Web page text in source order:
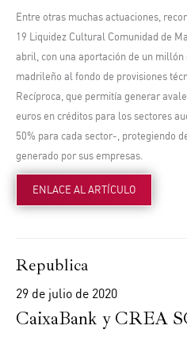
Entre otras muchas actuaciones,
19 Liquidez Cultural Comunidad de
abril, con una aportación de un millón
madrileño al fondo de provisiones
Recíproca, que permitía generar
euros en créditos para los sectores
50% para cada sector-, protegiendo
generado por sus empresas.
ENLACE AL ARTÍCULO
Republica
29 de julio de 2020
CaixaBank y CREA